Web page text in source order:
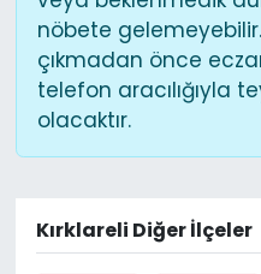
nöbete
çıkmadan önce
telefon aracılığıyla
olacaktır.
Kırklareli Diğer İlçeler